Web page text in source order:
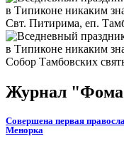
Свт. Питирима, еп.
Собор Тамбовских
Журнал
Совершена первая
Менорка